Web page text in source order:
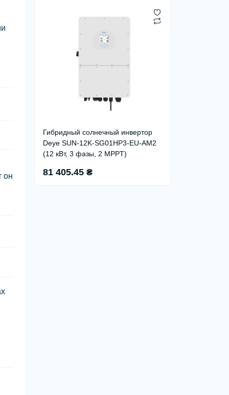
Гибридный солнечный инвертор
Deye SUN-12K-SG01HP3-EU-AM2
(12 кВт, 3 фазы, 2 MPPT)
81 405.45 ₴
он